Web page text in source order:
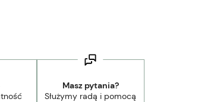
Masz pytania?
Służymy radą i pomocą